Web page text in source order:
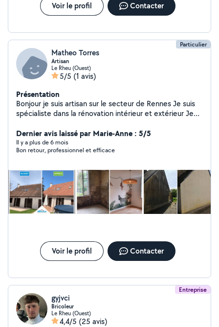
Voir le profil Contacter
Particulier
Matheo Torres
Artisan
Le Rheu (Ouest)
5/5 (1 avis)
Présentation
Bonjour je suis artisan sur le secteur de Rennes Je suis
spécialiste dans la rénovation intérieur et extérieur Je
produits professionnels Muret Dalle Toiture tout ripe de
tuiles Façade Je vous propose mes services de peinture
intérieur Pose de parquet Pour tout renseignement et
Dernier avis laissé par Marie-Anne : 5/5
Il y a plus de 6 mois
Bon retour, professionnel et efficace
Voir le profil Contacter
Entreprise
gyjvci
Bricoleur
Le Rheu (Ouest)
4,4/5 (25 avis)